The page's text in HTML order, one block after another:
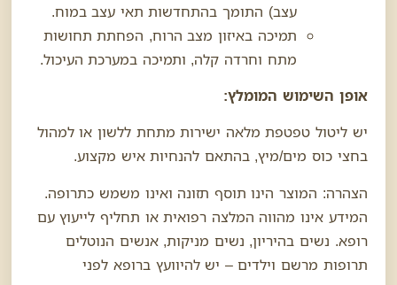
עצב) התומך בהתחדשות תאי עצב במוח.
תמיכה באיזון מצב הרוח, הפחתת תחושות
מתח וחרדה קלה, ותמיכה במערכת העיכול.
אופן השימוש המומלץ:
יש ליטול טפטפת מלאה ישירות מתחת ללשון או למהול
בחצי כוס מים/מיץ, בהתאם להנחיות איש מקצוע.
הצהרה: המוצר הינו תוסף תזונה ואינו משמש כתרופה.
המידע אינו מהווה המלצה רפואית או תחליף לייעוץ עם
רופא. נשים בהיריון, נשים מניקות, אנשים הנוטלים
תרופות מרשם וילדים – יש להיוועץ ברופא לפני